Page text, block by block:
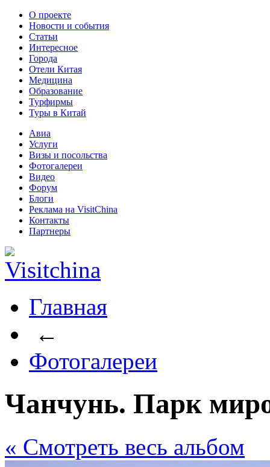
О проекте
Новости и события
Статьи
Интересное
Города
Отели Китая
Медицина
Образование
Турфирмы
Туры в Китай
Авиа
Услуги
Визы и посольства
Фотогалереи
Видео
Форум
Блоги
Реклама на VisitChina
Контакты
Партнеры
Главная
←
Фотогалереи
Чанчунь. Парк
« Cмотреть весь альбом